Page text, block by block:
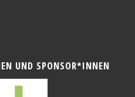
UND SPONSOR*INNEN